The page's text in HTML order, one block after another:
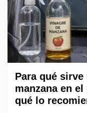
Para qué
manzana en
qué lo